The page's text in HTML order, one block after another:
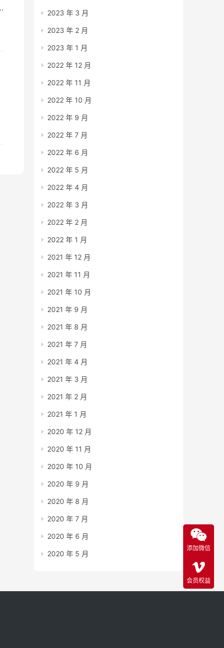
2023 年 3 月
2023 年 2 月
2023 年 1 月
2022 年 12 月
2022 年 11 月
2022 年 10 月
2022 年 9 月
2022 年 7 月
2022 年 6 月
2022 年 5 月
2022 年 4 月
2022 年 3 月
2022 年 2 月
2022 年 1 月
2021 年 12 月
2021 年 11 月
2021 年 10 月
2021 年 9 月
2021 年 8 月
2021 年 7 月
2021 年 4 月
2021 年 3 月
2021 年 2 月
2021 年 1 月
2020 年 12 月
2020 年 11 月
2020 年 10 月
2020 年 9 月
2020 年 8 月
2020 年 7 月
2020 年 6 月
2020 年 5 月
添加微信
会员权益